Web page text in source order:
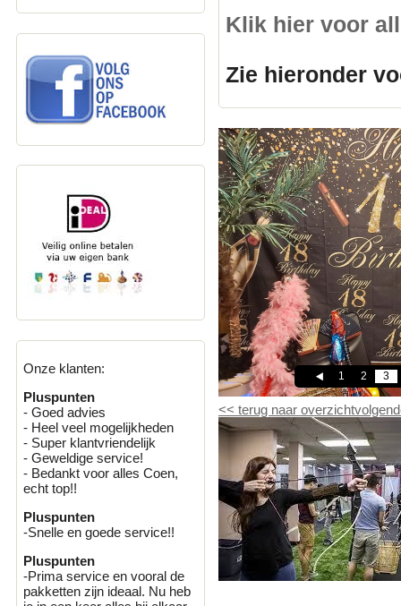
Onze klanten:
Pluspunten
- Goed advies
- Heel veel mogelijkheden
- Super klantvriendelijk
- Geweldige service!
- Bedankt voor alles Coen,
echt top!!
Pluspunten
-Snelle en goede service!!
Pluspunten
-Prima service en vooral de
pakketten zijn ideaal. Nu heb
Klik hier voor
Zie hieronder
1 2 3
<< terug naar overzicht